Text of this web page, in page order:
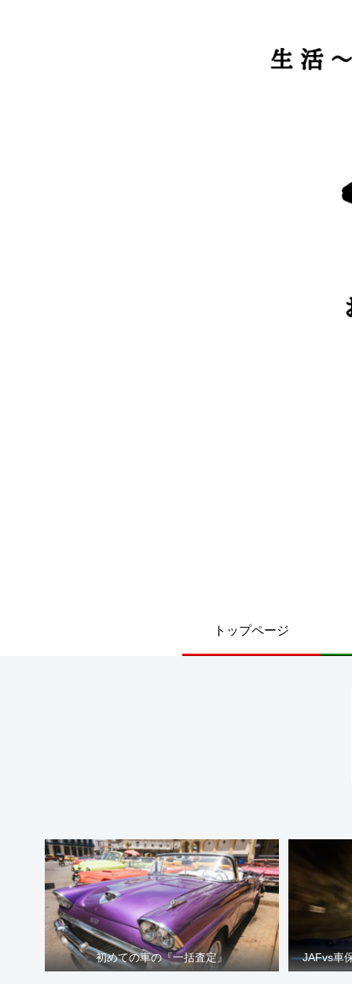
トップページ
初めての車の『一括査定』 JAFvs車